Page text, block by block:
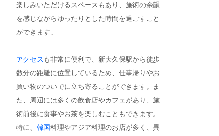
楽しみいただけるスペースもあり、施術の余韻
を感じながらゆったりとした時間を過ごすこと
ができます。
アクセス も非常に便利で、新大久保駅から徒歩
数分の距離に位置しているため、仕事帰りやお
買い物のついでに立ち寄ることができます。ま
た、周辺には多くの飲食店やカフェがあり、施
術前後に食事やお茶を楽しむこともできます。
特に、 韓国料理やアジア料理のお店が多く、異